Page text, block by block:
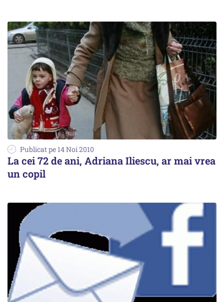
Publicat pe 14 Noi 2010
La cei 72 de ani, Adriana Iliescu, ar mai vrea
un copil